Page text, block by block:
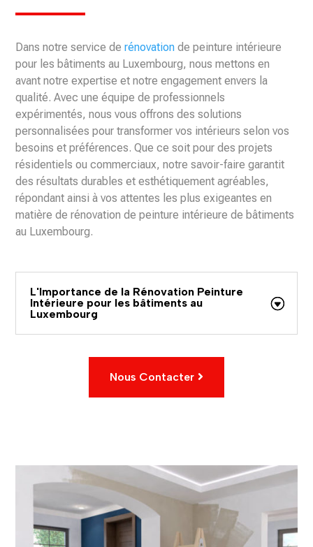
Dans notre service derénovation de peinture intérieure
pour les bâtiments au Luxembourg, nous mettons en
avant notre expertise et notre engagement envers la
qualité. Avec une équipe de professionnels
expérimentés, nous vous offrons des solutions
personnalisées pour transformer vos intérieurs selon vos
besoins et préférences. Que ce soit pour des projets
résidentiels ou commerciaux, notre savoir-faire garantit
des résultats durables et esthétiquement agréables,
répondant ainsi à vos attentes les plus exigeantes en
matière de rénovation de peinture intérieure de bâtiments
au Luxembourg.
L'Importance de la Rénovation Peinture
Intérieure pour les bâtiments au
Luxembourg
Nous Contacter